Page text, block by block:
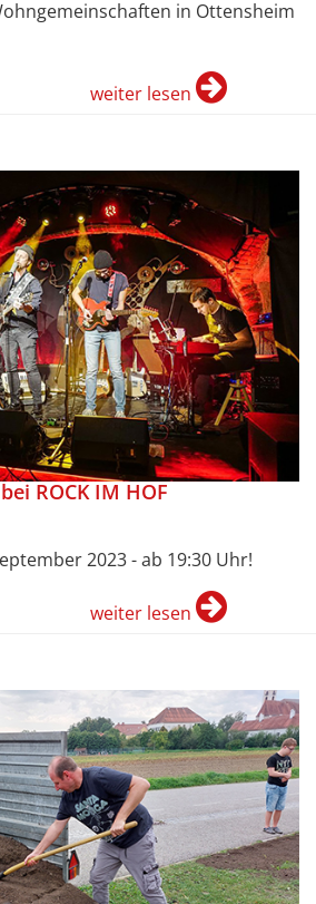
in Ottensheim
weiter lesen
ROCK IM HOF
2023 - ab 19:30 Uhr!
weiter lesen